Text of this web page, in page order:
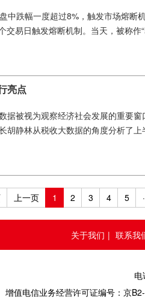
中跌幅一度超过8%，触发市场熔断
交易日触发熔断机制。当天，被称作
亮点
被视为观察经济社会发展的重要窗
胡静林从税收大数据的角度分析了
上一页 1 2 3 4 5
关于我们 | 联系我
增值电信业务经营许可证编号：京